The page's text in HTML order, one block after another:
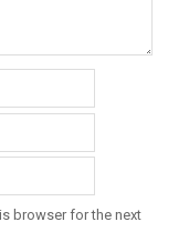
browser for the next